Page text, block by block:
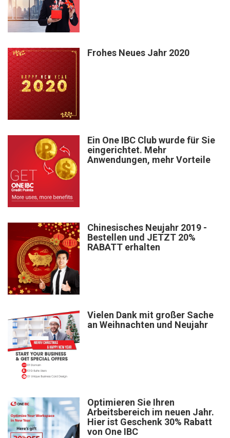
Frohes Neues Jahr 2020
Ein One IBC Club wurde für Sie
eingerichtet. Mehr
Anwendungen, mehr Vorteile
Chinesisches Neujahr 2019 -
Bestellen und JETZT 20%
RABATT erhalten
Vielen Dank mit großer Sache
an Weihnachten und Neujahr
Optimieren Sie Ihren
Arbeitsbereich im neuen Jahr.
Hier ist Geschenk 30% Rabatt
von One IBC